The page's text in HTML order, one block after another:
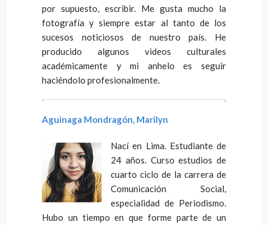
por supuesto, escribir. Me gusta mucho la
fotografía y siempre estar al tanto de los
sucesos noticiosos de nuestro país. He
producido algunos videos culturales
académicamente y mi anhelo es seguir
haciéndolo profesionalmente.
Aguinaga Mondragón, Marilyn
Nací en Lima. Estudiante de
24 años. Curso estudios de
cuarto ciclo de la carrera de
Comunicación Social,
especialidad de Periodismo.
Hubo un tiempo en que forme parte de un